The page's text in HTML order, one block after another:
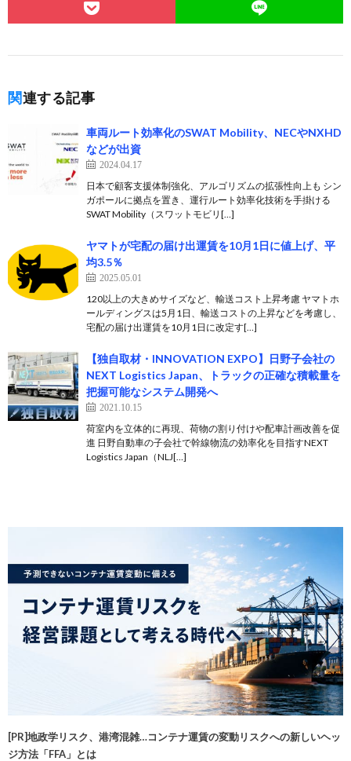
関連する記事
車両ルート効率化のSWAT Mobility、NECやNXHD
などが出資
2024.04.17
日本で顧客支援体制強化、アルゴリズムの拡張性向上も シン
ガポールに拠点を置き、運行ルート効率化技術を手掛ける
SWAT Mobility（スワットモビリ[…]
ヤマトが宅配の届け出運賃を10月1日に値上げ、平
均3.5％
2025.05.01
120以上の大きめサイズなど、輸送コスト上昇考慮 ヤマトホ
ールディングスは5月1日、輸送コストの上昇などを考慮し、
宅配の届け出運賃を10月1日に改定す[…]
【独自取材・INNOVATION EXPO】日野子会社の
NEXT Logistics Japan、トラックの正確な積載量を
把握可能なシステム開発へ
2021.10.15
荷室内を立体的に再現、荷物の割り付けや配車計画改善を促
進 日野自動車の子会社で幹線物流の効率化を目指すNEXT
Logistics Japan（NLJ[…]
[PR]地政学リスク、港湾混雑…コンテナ運賃の変動リスクへの新しいヘッ
ジ方法「FFA」とは